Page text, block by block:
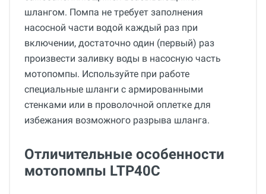
шлангом. Помпа не требует заполнения
насосной части водой каждый раз при
включении, достаточно один (первый) раз
произвести заливку воды в насосную часть
мотопомпы. Используйте при работе
специальные шланги с армированными
стенками или в проволочной оплетке для
избежания возможного разрыва шланга.
Отличительные особенности
мотопомпы LTP40C